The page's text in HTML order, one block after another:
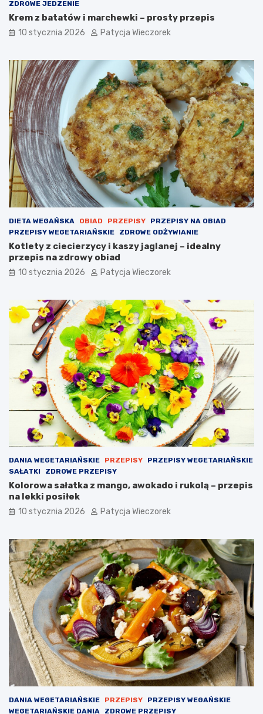
ZDROWE JEDZENIE
Krem z batatów i marchewki – prosty przepis
10 stycznia 2026 Patycja Wieczorek
DIETA WEGAŃSKA OBIAD PRZEPISY
PRZEPISY NA OBIAD
PRZEPISY WEGETARIAŃSKIE
ZDROWE ODŻYWIANIE
Kotlety z ciecierzycy i kaszy jaglanej – idealny
przepis na zdrowy obiad
10 stycznia 2026 Patycja Wieczorek
DANIA WEGETARIAŃSKIE PRZEPISY
PRZEPISY WEGETARIAŃSKIE
SAŁATKI
ZDROWE PRZEPISY
Kolorowa sałatka z mango, awokado i rukolą – przepis
na lekki posiłek
10 stycznia 2026 Patycja Wieczorek
DANIA WEGETARIAŃSKIE PRZEPISY
PRZEPISY WEGAŃSKIE
WEGETARIAŃSKIE DANIA
ZDROWE PRZEPISY